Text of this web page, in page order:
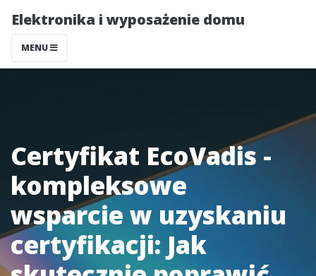
Elektronika i wyposażenie domu
MENU
Certyfikat EcoVadis -
kompleksowe
wsparcie w uzyskaniu
certyfikacji: Jak